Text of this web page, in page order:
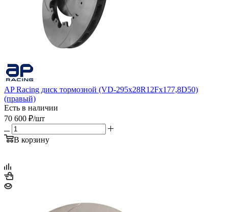
AP Racing диск тормозной (VD-295x28R12Fx177,8D50)
(правый)
Есть в наличии
70 600 ₽/шт
В корзину